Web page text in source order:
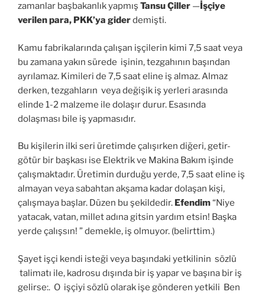
zamanlar başbakanlık yapmış Tansu Çiller —İşçiye
verilen para, PKK’ya giderdemişti.
Kamu fabrikalarında çalışan işçilerin kimi 7,5 saat veya
bu zamana yakın sürede işinin, tezgahının başından
ayrılamaz. Kimileri de 7,5 saat eline iş almaz. Almaz
derken, tezgahların veya değişik iş yerleri arasında
elinde 1-2 malzeme ile dolaşır durur. Esasında
dolaşması bile iş yapmasıdır.
Bu kişilerin ilki seri üretimde çalışırken diğeri, getir-
götür bir başkası ise Elektrik ve Makina Bakım işinde
çalışmaktadır. Üretimin durduğu yerde, 7,5 saat eline iş
almayan veya sabahtan akşama kadar dolaşan kişi,
çalışmaya başlar. Düzen bu şekildedir. Efendim“Niye
yatacak, vatan, millet adına gitsin yardım etsin! Başka
yerde çalışsın! ” demekle, iş olmuyor. (belirttim.)
Şayet işçi kendi isteği veya başındaki yetkilinin sözlü
talimatı ile, kadrosu dışında bir iş yapar ve başına bir iş
gelirse:. O işçiyi sözlü olarak işe gönderen yetkili Ben